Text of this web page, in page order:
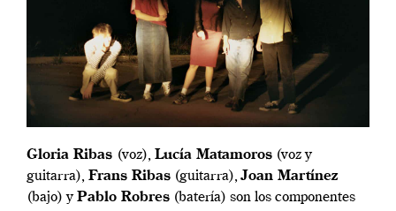
Gloria Ribas (voz), Lucía Matamoros (voz y
guitarra), Frans Ribas (guitarra),Joan Martínez
(bajo) yPablo Robres (batería) son los componentes